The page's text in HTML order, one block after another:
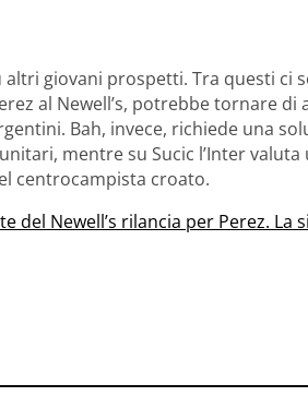
altri giovani prospetti. Tra questi ci
al Newell’s, potrebbe tornare
Bah, invece, richiede una
mentre su Sucic l’Inter
centrocampista croato.
del Newell’s rilancia per Perez. La